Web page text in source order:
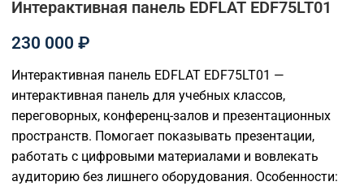
Интерактивная панель EDFLAT EDF75LT01
230 000 ₽
Интерактивная панель EDFLAT EDF75LT01 —
интерактивная панель для учебных классов,
переговорных, конференц-залов и презентационных
пространств. Помогает показывать презентации,
работать с цифровыми материалами и вовлекать
аудиторию без лишнего оборудования. Особенности: